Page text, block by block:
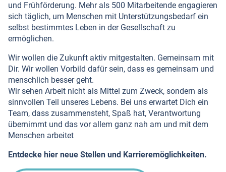
und Frühförderung. Mehr als 500 Mitarbeitende engagieren
sich täglich, um Menschen mit Unterstützungsbedarf ein
selbst bestimmtes Leben in der Gesellschaft zu
ermöglichen.
Wir wollen die Zukunft aktiv mitgestalten. Gemeinsam mit
Dir. Wir wollen Vorbild dafür sein, dass es gemeinsam und
menschlich besser geht.
Wir sehen Arbeit nicht als Mittel zum Zweck, sondern als
sinnvollen Teil unseres Lebens. Bei uns erwartet Dich ein
Team, dass zusammensteht, Spaß hat, Verantwortung
übernimmt und das vor allem ganz nah am und mit dem
Menschen arbeitet
Entdecke hier neue Stellen und Karrieremöglichkeiten.